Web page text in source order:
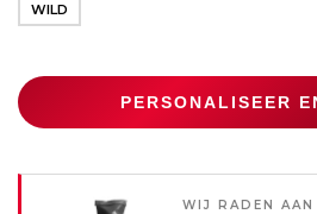
WILD
PERSONALISEER
WIJ RADEN AAN